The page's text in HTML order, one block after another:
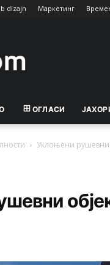
dizajn Маркетинг
ОГЛАСИ
Уклоњени рушевни